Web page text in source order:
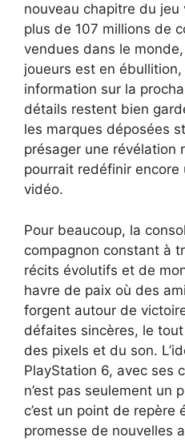
nouveau chapitre du
plus de 107 millions de
vendues dans le
joueurs est en
information sur la
détails restent bien
les marques déposées
présager une révélation
pourrait redéfinir encore
vidéo.
Pour beaucoup, la
compagnon constant à
récits évolutifs et de
havre de paix où des
forgent autour de
défaites sincères, le
des pixels et du son.
PlayStation 6, avec ses
n’est pas seulement un
c’est un point de repère
promesse de nouvelles